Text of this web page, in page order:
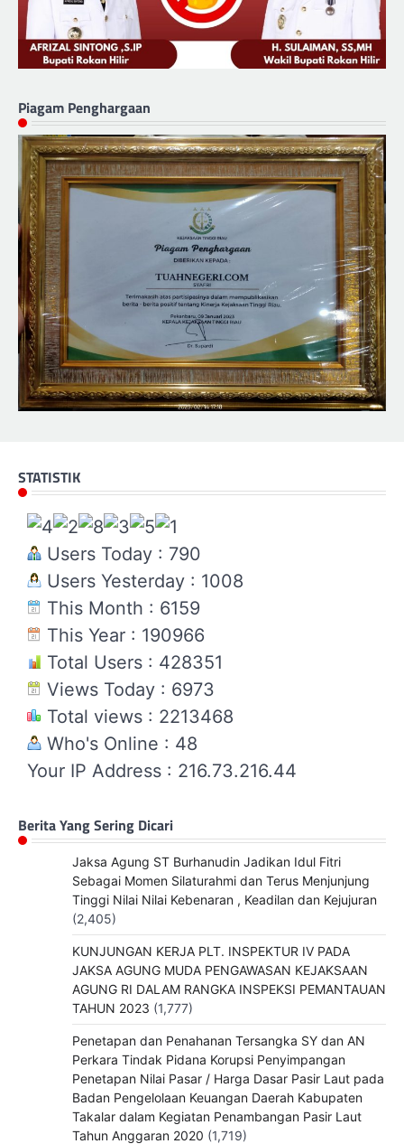
Piagam Penghargaan
STATISTIK
Users Today : 790
Users Yesterday : 1008
This Month : 6159
This Year : 190966
Total Users : 428351
Views Today : 6973
Total views : 2213468
Who's Online : 48
Your IP Address : 216.73.216.44
Berita Yang Sering Dicari
Jaksa Agung ST Burhanudin Jadikan Idul Fitri
Sebagai Momen Silaturahmi dan Terus Menjunjung
Tinggi Nilai Nilai Kebenaran , Keadilan dan Kejujuran
(2,405)
KUNJUNGAN KERJA PLT. INSPEKTUR IV PADA
JAKSA AGUNG MUDA PENGAWASAN KEJAKSAAN
AGUNG RI DALAM RANGKA INSPEKSI PEMANTAUAN
TAHUN 2023 (1,777)
Penetapan dan Penahanan Tersangka SY dan AN
Perkara Tindak Pidana Korupsi Penyimpangan
Penetapan Nilai Pasar / Harga Dasar Pasir Laut pada
Badan Pengelolaan Keuangan Daerah Kabupaten
Takalar dalam Kegiatan Penambangan Pasir Laut
Tahun Anggaran 2020 (1,719)